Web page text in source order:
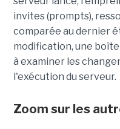
invites (prompts),
comparée au dernier
modification, une
à examiner les
l'exécution du serveur.
Zoom sur les